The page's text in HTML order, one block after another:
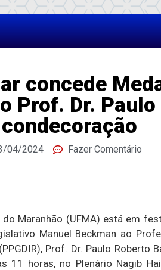
concede
Prof. Dr.
04/2024 Fazer Comentário
do Maranhão (UFMA) está em
Manuel Beckman ao
Prof. Dr. Paulo Roberto
11 horas, no Plenário Nagib